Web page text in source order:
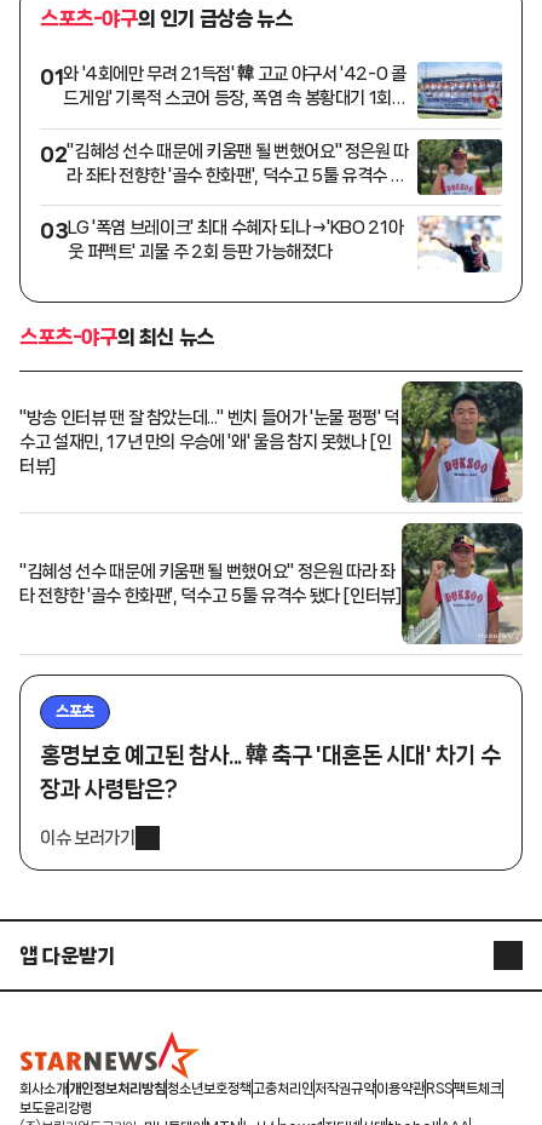
스포츠-야구의 인기 급상승 뉴스
01와 '4회에만 무려 21득점' 韓 고교 야구서 '42-0 콜
드게임' 기록적 스코어 등장, 폭염 속 봉황대기 1회전
02"김혜성 선수 때문에 키움팬 될 뻔했어요" 정은원 따
라 좌타 전향한 '골수 한화팬', 덕수고 5툴 유격수 됐
03LG '폭염 브레이크' 최대 수혜자 되나→'KBO 21아
웃 퍼펙트' 괴물 주 2회 등판 가능해졌다
스포츠-야구의 최신 뉴스
"방송 인터뷰 땐 잘 참았는데..." 벤치 들어가 '눈물 펑펑' 덕
수고 설재민, 17년 만의 우승에 '왜' 울음 참지 못했나 [인
터뷰]
"김혜성 선수 때문에 키움팬 될 뻔했어요" 정은원 따라 좌
타 전향한 '골수 한화팬', 덕수고 5툴 유격수 됐다 [인터뷰]
스포츠
홍명보호 예고된 참사... 韓 축구 '대혼돈 시대' 차기 수
장과 사령탑은?
이슈 보러가기
앱 다운받기
STARPOLL
회사소개 개인정보처리방침청소년보호정책 고충처리인저작권규약이용약관 RSS팩트체크
보도윤리강령